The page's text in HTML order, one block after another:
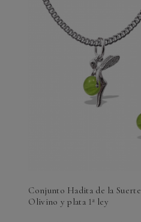
Conjunto Hadita de la Suerte
Olivino y plata 1ª ley